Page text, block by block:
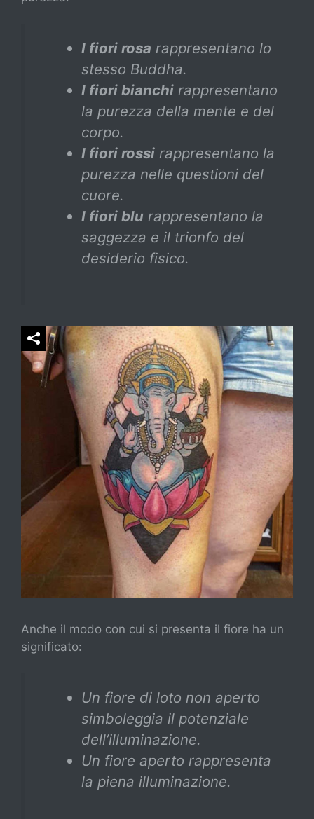
I fiori rosa rappresentano lo
stesso Buddha.
I fiori bianchi rappresentano
la purezza della mente e del
corpo.
I fiori rossi rappresentano la
purezza nelle questioni del
cuore.
I fiori blu rappresentano la
saggezza e il trionfo del
desiderio fisico.
Anche il modo con cui si presenta il fiore ha un
significato:
Un fiore di loto non aperto
simboleggia il potenziale
dell’illuminazione.
Un fiore aperto rappresenta
la piena illuminazione.